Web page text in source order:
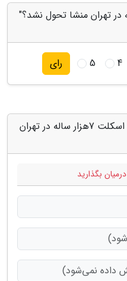
7هزار ساله در تهران منشا تحول نشد؟"
4
5 رای
دیدگاه های مرتبط با "چرا کشف اسکلت 7هزار ساله در تهران
بگذارید